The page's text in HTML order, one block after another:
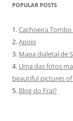
POPULAR POSTS
1.Cachoeira Tombo
2.Apoio
3. Mapa dialetal de
4. Uma das fotos
beautiful pictures
5. Blog do Frai?